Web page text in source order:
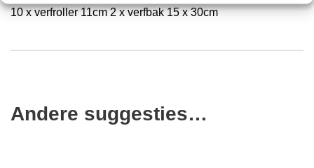
10 x verfroller 11cm 2 x verfbak 15 x 30cm
Andere suggesties…